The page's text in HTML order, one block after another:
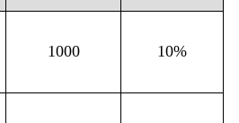
1000 10%